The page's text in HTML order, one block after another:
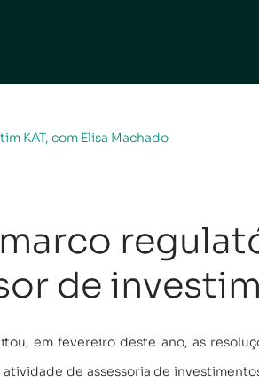
KAT, com Elisa Machado
de
em fevereiro deste ano, as
de assessoria de